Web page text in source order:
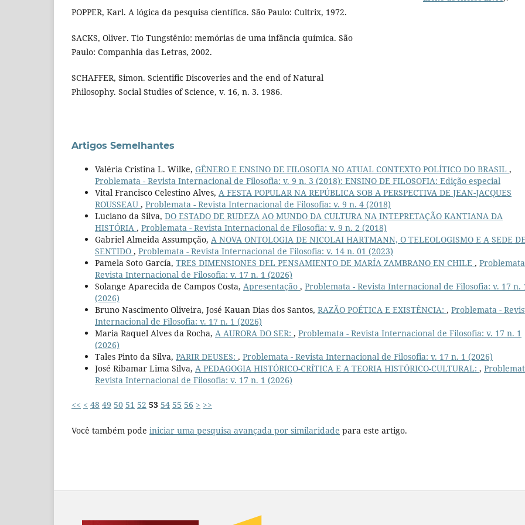
POPPER, Karl. A lógica da pesquisa científica. São Paulo: Cultrix, 1972.
SACKS, Oliver. Tio Tungstênio: memórias de uma infância química. São
Paulo: Companhia das Letras, 2002.
SCHAFFER, Simon. Scientific Discoveries and the end of Natural
Philosophy. Social Studies of Science, v. 16, n. 3. 1986.
Artigos Semelhantes
Valéria Cristina L. Wilke, GÊNERO E ENSINO DE FILOSOFIA NO ATUAL CONTEXTO POLÍTICO DO BRASIL ,
Problemata - Revista Internacional de Filosofia: v. 9 n. 3 (2018): ENSINO DE FILOSOFIA: Edição especial
Vital Francisco Celestino Alves, A FESTA POPULAR NA REPÚBLICA SOB A PERSPECTIVA DE JEAN-JACQUES
ROUSSEAU , Problemata - Revista Internacional de Filosofia: v. 9 n. 4 (2018)
Luciano da Silva, DO ESTADO DE RUDEZA AO MUNDO DA CULTURA NA INTEPRETAÇÃO KANTIANA DA
HISTÓRIA , Problemata - Revista Internacional de Filosofia: v. 9 n. 2 (2018)
Gabriel Almeida Assumpção, A NOVA ONTOLOGIA DE NICOLAI HARTMANN, O TELEOLOGISMO E A SEDE
SENTIDO , Problemata - Revista Internacional de Filosofia: v. 14 n. 01 (2023)
Pamela Soto García, TRES DIMENSIONES DEL PENSAMIENTO DE MARÍA ZAMBRANO EN CHILE ,
Revista Internacional de Filosofia: v. 17 n. 1 (2026)
Solange Aparecida de Campos Costa, Apresentação , Problemata - Revista Internacional de Filosofia: v. 17 n.
(2026)
Bruno Nascimento Oliveira, José Kauan Dias dos Santos, RAZÃO POÉTICA E EXISTÊNCIA: , Problemata -
Internacional de Filosofia: v. 17 n. 1 (2026)
Maria Raquel Alves da Rocha, A AURORA DO SER: , Problemata - Revista Internacional de Filosofia: v. 17 n. 1
(2026)
Tales Pinto da Silva, PARIR DEUSES: , Problemata - Revista Internacional de Filosofia: v. 17 n. 1 (2026)
José Ribamar Lima Silva, A PEDAGOGIA HISTÓRICO-CRÍTICA E A TEORIA HISTÓRICO-CULTURAL: ,
Revista Internacional de Filosofia: v. 17 n. 1 (2026)
<< < 48 49 50 51 52 53 54 55 56 > >>
Você também pode iniciar uma pesquisa avançada por similaridade para este artigo.